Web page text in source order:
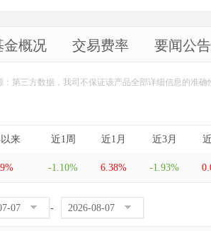
金概况 交易费率 要闻公告
：第三方数据，我司不保证该产品全部详细信息的准
来 近1周 近1月 近3月
-1.10% 6.38% -1.93%
-